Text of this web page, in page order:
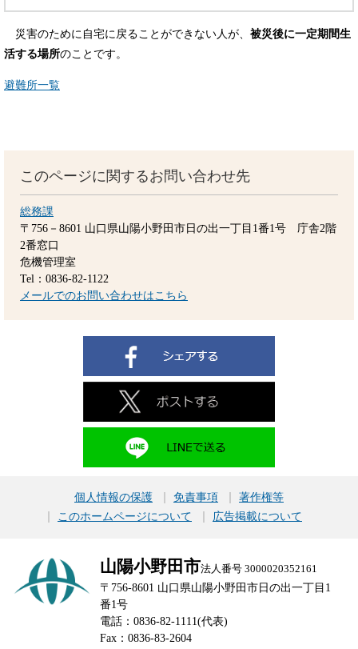
災害のために自宅に戻ることができない人が、 被災後に一定期間生
活する場所のことです。
避難所一覧
このページに関するお問い合わせ先
総務課
〒756－8601 山口県山陽小野田市日の出一丁目1番1号 庁舎2階
2番窓口
危機管理室
Tel：0836-82-1122
メールでのお問い合わせはこちら
個人情報の保護 免責事項
著作権等
このホームページについて
広告掲載について
山陽小野田市法人番号 3000020352161
〒756-8601 山口県山陽小野田市日の出一丁目1
番1号
電話：0836-82-1111(代表)
Fax：0836-83-2604